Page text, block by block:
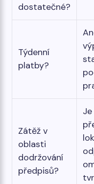
dostatečné?
Týdenní
platby?
Zátěž v
oblasti
dodržování
předpisů?